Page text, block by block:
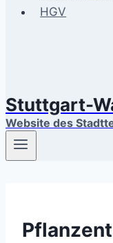
HGV
Stuttgart-
Website des